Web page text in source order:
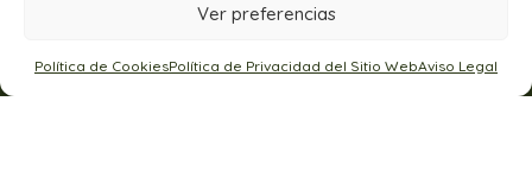
Ver preferencias
Política de CookiesPolítica de Privacidad del Sitio WebAviso Legal